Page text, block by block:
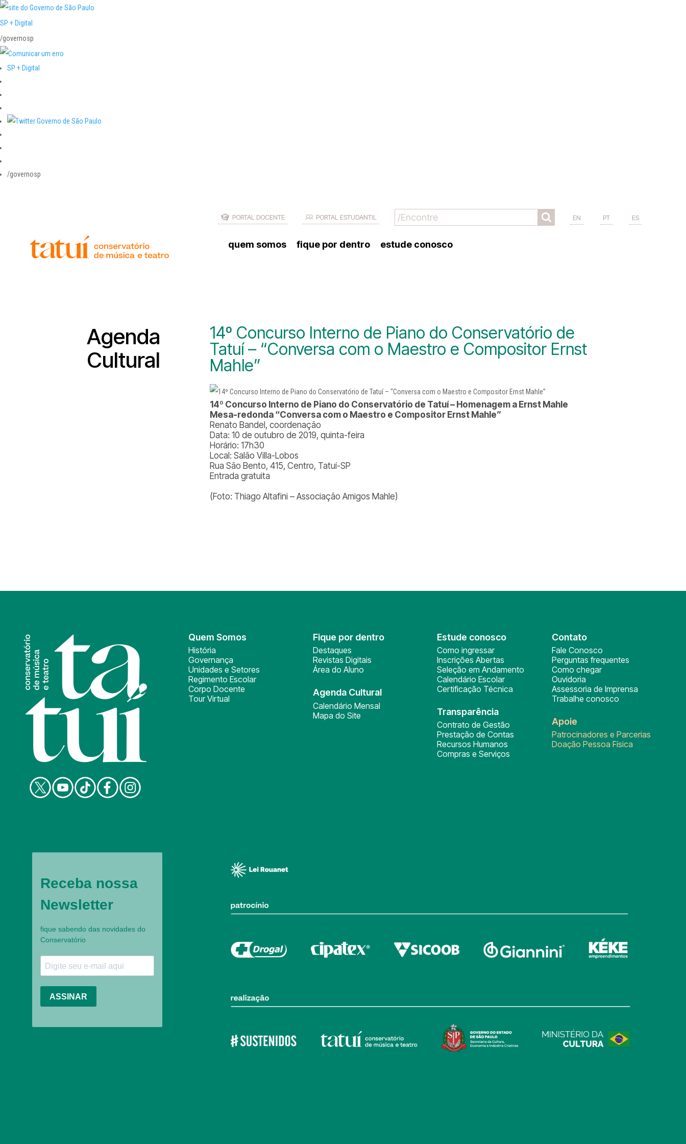
SP + Digital
/governosp
SP + Digital
/governosp
PORTAL DOCENTE PORTAL ESTUDANTIL EN PT ES
quem somos fique por dentro estude conosco
Agenda
Cultural
14º Concurso Interno de Piano do Conservatório de
Tatuí – “Conversa com o Maestro e Compositor Ernst
Mahle”
14º Concurso Interno de Piano do Conservatório de Tatuí – Homenagem a Ernst Mahle
Mesa-redonda “Conversa com o Maestro e Compositor Ernst Mahle”
Renato Bandel, coordenação
Data: 10 de outubro de 2019, quinta-feira
Horário: 17h30
Local: Salão Villa-Lobos
Rua São Bento, 415, Centro, Tatuí-SP
Entrada gratuita
(Foto: Thiago Altafini – Associação Amigos Mahle)
Quem Somos
História
Governança
Unidades e Setores
Regimento Escolar
Corpo Docente
Tour Virtual
Fique por dentro
Destaques
Revistas Digitais
Área do Aluno
Agenda Cultural
Calendário Mensal
Mapa do Site
Estude conosco
Como ingressar
Inscrições Abertas
Seleção em Andamento
Calendário Escolar
Certificação Técnica
Transparência
Contrato de Gestão
Prestação de Contas
Recursos Humanos
Compras e Serviços
Contato
Fale Conosco
Perguntas frequentes
Como chegar
Ouvidoria
Assessoria de Imprensa
Trabalhe conosco
Apoie
Patrocinadores e Parcerias
Doação Pessoa Física